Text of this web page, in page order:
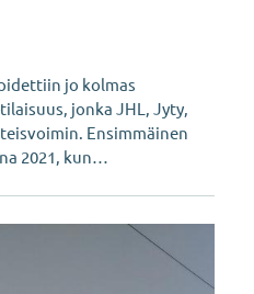
jo kolmas
jonka JHL, Jyty,
Ensimmäinen
2021, kun…